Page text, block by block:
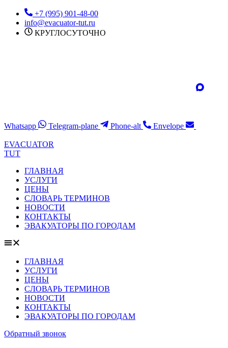
Перейти
содержимому
+7 (995) 901-48-00
info@evacuator-tut.ru
КРУГЛОСУТОЧНО
Whatsapp Telegram-plane Phone-alt Envelope
EVACUATOR
TUT
ГЛАВНАЯ
УСЛУГИ
ЦЕНЫ
СЛОВАРЬ ТЕРМИНОВ
НОВОСТИ
КОНТАКТЫ
ЭВАКУАТОРЫ ПО ГОРОДАМ
ГЛАВНАЯ
УСЛУГИ
ЦЕНЫ
СЛОВАРЬ ТЕРМИНОВ
НОВОСТИ
КОНТАКТЫ
ЭВАКУАТОРЫ ПО ГОРОДАМ
Обратный звонок